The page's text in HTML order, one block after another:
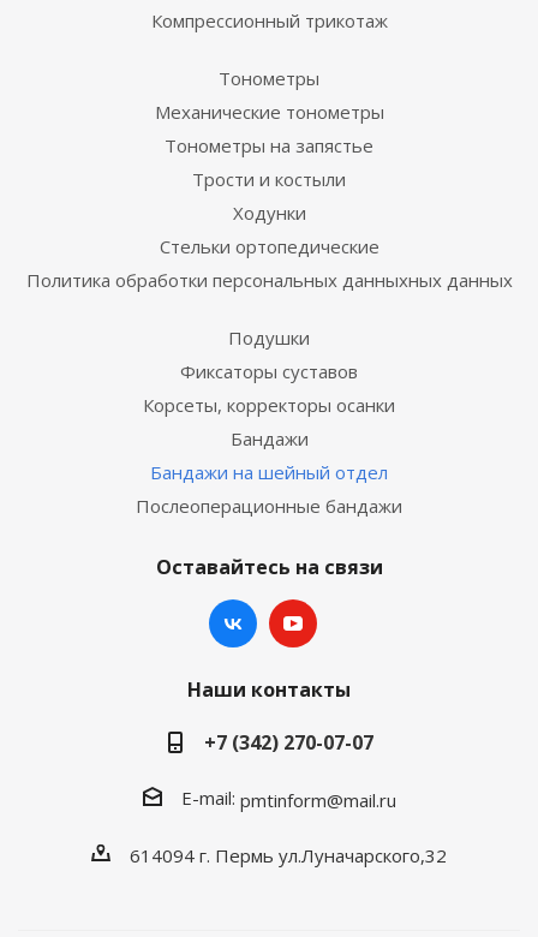
Компрессионный трикотаж
Тонометры
Механические тонометры
Тонометры на запястье
Трости и костыли
Ходунки
Стельки ортопедические
Политика обработки персональных данныхных данных
Подушки
Фиксаторы суставов
Корсеты, корректоры осанки
Бандажи
Бандажи на шейный отдел
Послеоперационные бандажи
Оставайтесь на связи
Наши контакты
+7 (342) 270-07-07
E-mail: pmtinform@mail.ru
614094 г. Пермь ул.Луначарского,32